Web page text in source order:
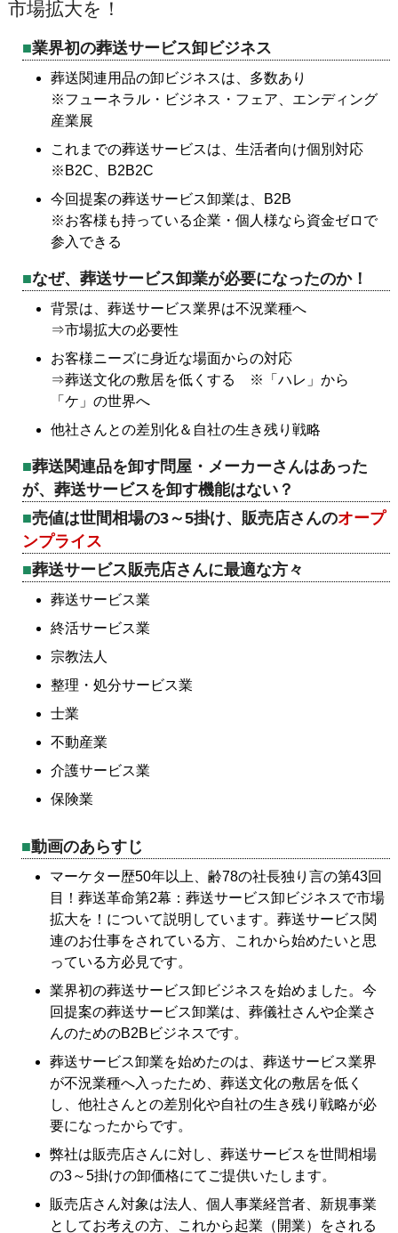
市場拡大を！
業界初の葬送サービス卸ビジネス
葬送関連用品の卸ビジネスは、多数あり
※フューネラル・ビジネス・フェア、エンディング
産業展
これまでの葬送サービスは、生活者向け個別対応
※B2C、B2B2C
今回提案の葬送サービス卸業は、B2B
※お客様も持っている企業・個人様なら資金ゼロで
参入できる
なぜ、葬送サービス卸業が必要になったのか！
背景は、葬送サービス業界は不況業種へ
⇒市場拡大の必要性
お客様ニーズに身近な場面からの対応
⇒葬送文化の敷居を低くする ※「ハレ」から
「ケ」の世界へ
他社さんとの差別化＆自社の生き残り戦略
葬送関連品を卸す問屋・メーカーさんはあった
が、葬送サービスを卸す機能はない？
売値は世間相場の3～5掛け、販売店さんのオープ
ンプライス
葬送サービス販売店さんに最適な方々
葬送サービス業
終活サービス業
宗教法人
整理・処分サービス業
士業
不動産業
介護サービス業
保険業
動画のあらすじ
マーケター歴50年以上、齢78の社長独り言の第43回
目！葬送革命第2幕：葬送サービス卸ビジネスで市場
拡大を！について説明しています。葬送サービス関
連のお仕事をされている方、これから始めたいと思
っている方必見です。
業界初の葬送サービス卸ビジネスを始めました。今
回提案の葬送サービス卸業は、葬儀社さんや企業さ
んのためのB2Bビジネスです。
葬送サービス卸業を始めたのは、葬送サービス業界
が不況業種へ入ったため、葬送文化の敷居を低く
し、他社さんとの差別化や自社の生き残り戦略が必
要になったからです。
弊社は販売店さんに対し、葬送サービスを世間相場
の3～5掛けの卸価格にてご提供いたします。
販売店さん対象は法人、個人事業経営者、新規事業
としてお考えの方、これから起業（開業）をされる